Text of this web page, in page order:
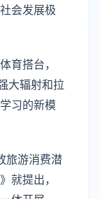
会发展极
育搭台，
大辐射和拉
习的新模
旅游消费潜
就提出，